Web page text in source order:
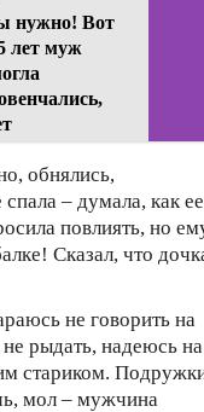
нужно! Вот
лет муж
обнялись,
– думала, как ее
повлиять, но
Сказал, что
не говорить на
не рыдать, надеюсь на
стариком.
мол – мужчина